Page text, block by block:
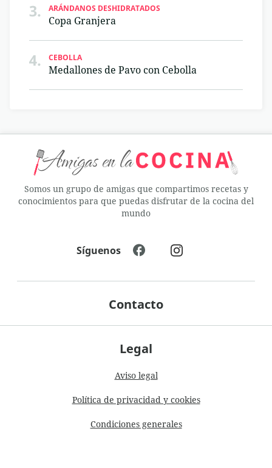
3. ARÁNDANOS DESHIDRATADOS
Copa Granjera
4. CEBOLLA
Medallones de Pavo con Cebolla
Somos un grupo de amigas que compartimos recetas y
conocimientos para que puedas disfrutar de la cocina del
mundo
Legal
Aviso legal
Política de privacidad y cookies
Condiciones generales
Contacto
Síguenos